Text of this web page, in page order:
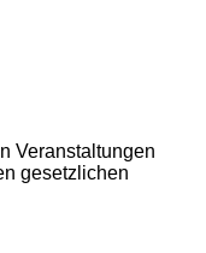
Veranstaltungen
gesetzlichen